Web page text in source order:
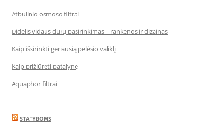
Atbulinio osmoso filtrai
Didelis vidaus durų pasirinkimas – rankenos ir dizainas
Kaip išsirinkti geriausią pelėsio valiklį
Kaip prižiūrėti patalynę
Aquaphor filtrai
STATYBOMS